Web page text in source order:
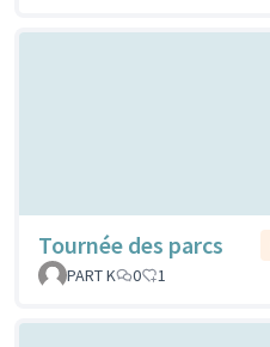
Tournée des parcs
PART K
0 1